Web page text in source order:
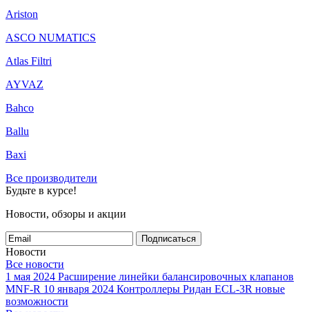
Ariston
ASCO NUMATICS
Atlas Filtri
AYVAZ
Bahco
Ballu
Baxi
Все производители
Будьте в курсе!
Новости, обзоры и акции
Подписаться
Новости
Все новости
1 мая 2024 Расширение линейки балансировочных клапанов
MNF-R 10 января 2024 Контроллеры Ридан ECL-3R новые
возможности